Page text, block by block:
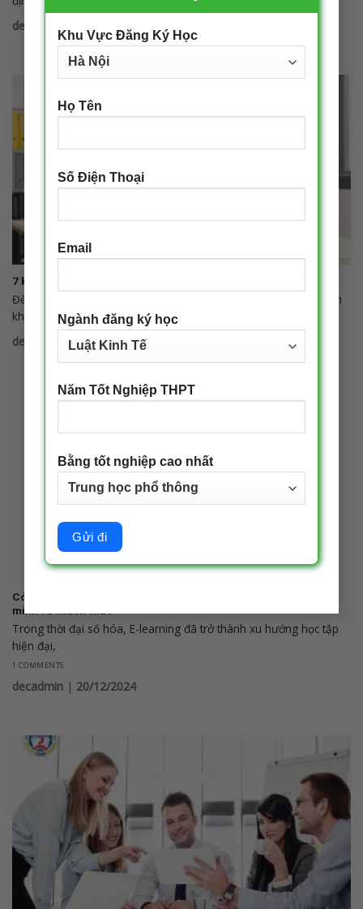
Khu Vực Đăng Ký Học
Họ Tên
Số Điện Thoại
Email
Ngành đăng ký học
Năm Tốt Nghiệp THPT
Bằng tốt nghiệp cao nhất
decadmin
7 kỹ năng quản trị kinh doanh để trở thành nhà quản trị tài ba
Để thành công và tiến xa trong lĩnh vực quản trị kinh doanh, bạn
không
decadmin
| 20/12/2024
Có nên học hệ đào tạo từ xa E-learning không? Lựa chọn thông
minh và thách thức
Trong thời đại số hóa, E-learning đã trở thành xu hướng học tập
hiện đại,
1 COMMENTS
decadmin | 20/12/2024